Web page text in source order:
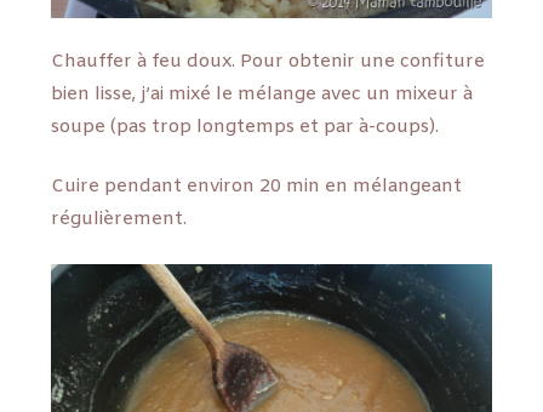
Chauffer à feu doux. Pour obtenir une confiture
bien lisse, j’ai mixé le mélange avec un mixeur à
soupe (pas trop longtemps et par à-coups).
Cuire pendant environ 20 min en mélangeant
régulièrement.